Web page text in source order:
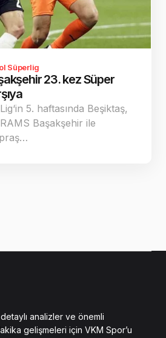
Süperlig
23. kez Süper
5. haftasında Beşiktaş,
Başakşehir ile
analizler ve önemli
gelişmeleri için VKM Spor’u